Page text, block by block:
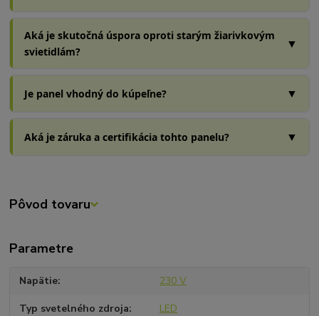
Aká je skutočná úspora oproti starým žiarivkovým
svietidlám?
▼
Je panel vhodný do kúpeľne? ▼
Aká je záruka a certifikácia tohto panelu? ▼
Pôvod tovaru
Parametre
Napätie 230 V
Typ svetelného zdroja LED